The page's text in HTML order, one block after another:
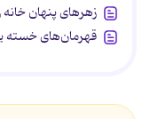
زهرهای پنهان
قهرمان‌های خسته